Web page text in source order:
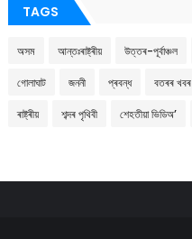
TAGS
অসম আন্তঃৰাষ্ট্ৰীয় উত্তৰ-পূৰ্বাঞ্চল
গোলাঘাট জননী প্ৰবন্ধ বতৰৰ খবৰ
ৰাষ্ট্ৰীয় শব্দৰ পৃথিবী শেহতীয়া ভিডিঅ’